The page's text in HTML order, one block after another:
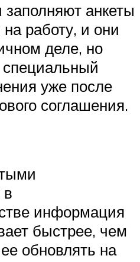
анкеты
работу, и они
деле, но
специальный
уже после
соглашения.
информация
быстрее, чем
обновлять на